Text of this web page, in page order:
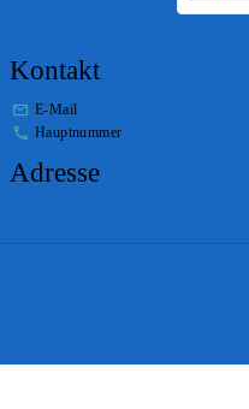
Kontakt
E-Mail
Hauptnummer
Adresse